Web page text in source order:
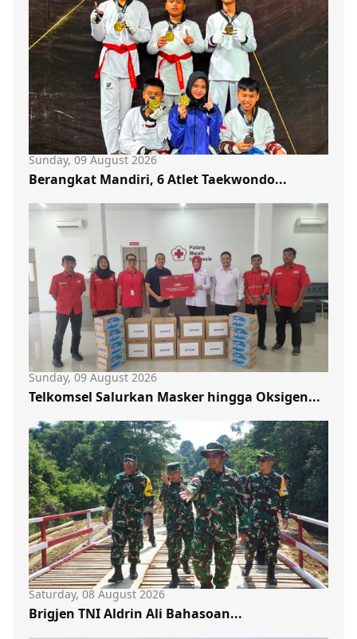
Sunday, 09 August 2026
Berangkat Mandiri, 6 Atlet Taekwondo...
Sunday, 09 August 2026
Telkomsel Salurkan Masker hingga Oksigen...
Saturday, 08 August 2026
Brigjen TNI Aldrin Ali Bahasoan...